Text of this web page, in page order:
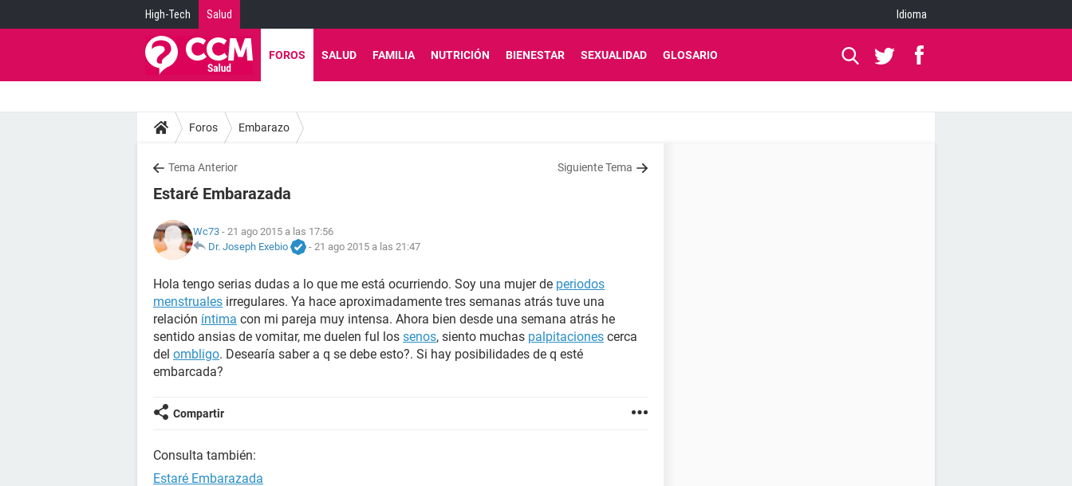
High-Tech Salud Idioma
FOROS SALUD FAMILIA NUTRICIÓN BIENESTAR SEXUALIDAD GLOSARIO
Foros Embarazo
Tema Anterior Siguiente Tema
Estaré Embarazada
Wc73 - 21 ago 2015 a las 17:56
Dr. Joseph Exebio
- 21 ago 2015 a las 21:47
Hola tengo serias dudas a lo que me está ocurriendo. Soy una mujer de periodos
menstruales irregulares. Ya hace aproximadamente tres semanas atrás tuve una
relación íntima con mi pareja muy intensa. Ahora bien desde una semana atrás he
sentido ansias de vomitar, me duelen ful los senos, siento muchas palpitaciones cerca
del ombligo. Desearía saber a q se debe esto?. Si hay posibilidades de q esté
embarcada?
Compartir
Consulta también:
Estaré Embarazada